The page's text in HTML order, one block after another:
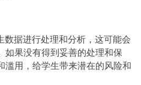
据进行处理和分析，这可能会
如果没有得到妥善的处理和保
滥用，给学生带来潜在的风险和